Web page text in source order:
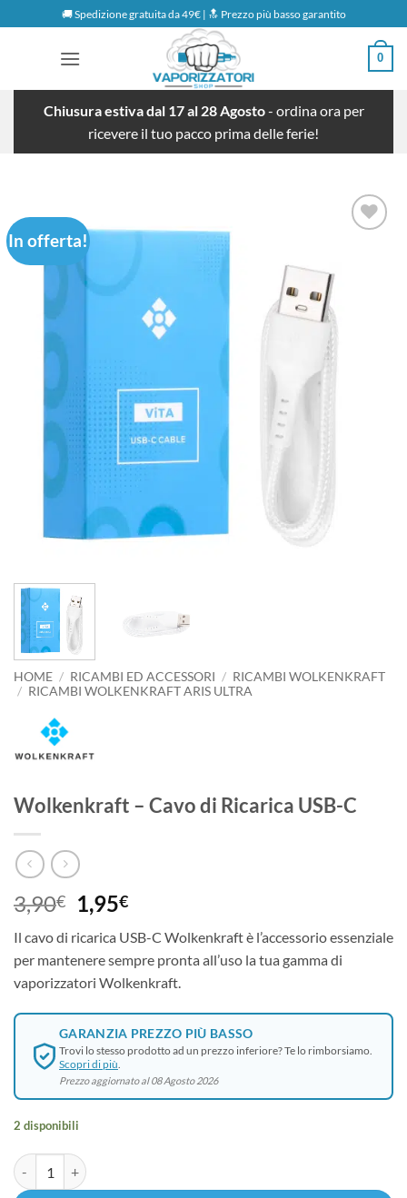
ai
🚚 Spedizione gratuita da 49€ | 🔝 Prezzo più basso garantito
0
Chiusura estiva dal 17 al 28 Agosto- ordina ora per
ricevere il tuo pacco prima delle ferie!
In offerta!
HOME / RICAMBI ED ACCESSORI / RICAMBI WOLKENKRAFT
/ RICAMBI WOLKENKRAFT ARIS ULTRA
Wolkenkraft – Cavo di Ricarica USB-C
3,90€
Il
prezzo
originale
era:
3,90€.
1,95€Il
attuale
è:
1,95€.
Il cavo di ricarica USB-C Wolkenkraft è l’accessorio essenziale
per mantenere sempre pronta all’uso la tua gamma di
vaporizzatori Wolkenkraft.
GARANZIA PREZZO PIÙ BASSO
Trovi lo stesso prodotto ad un prezzo inferiore? Te lo rimborsiamo.
Scopri di più.
Prezzo aggiornato al 08 Agosto 2026
2 disponibili
Wolkenkraft - Cavo di Ricarica USB-C quantità